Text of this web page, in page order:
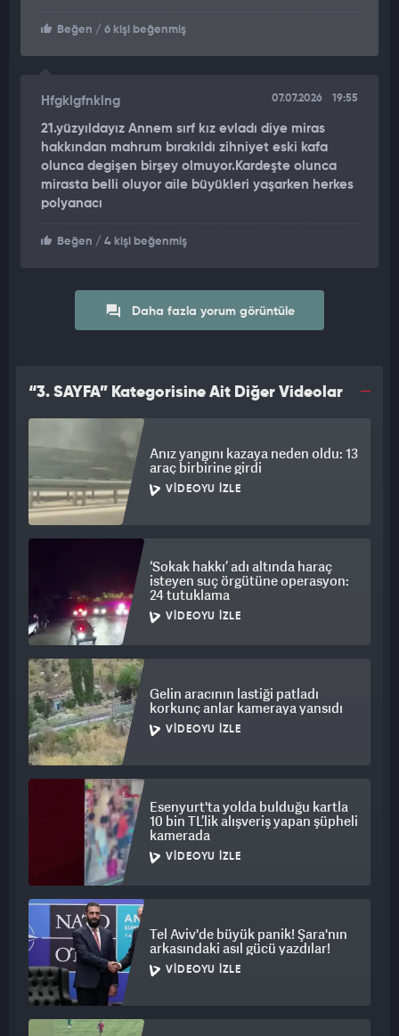
Beğen / 6 kişi beğenmiş
Hfgklgfnklng 07.07.2026 19:55
21.yüzyıldayız Annem sırf kız evladı diye miras
hakkından mahrum bırakıldı zihniyet eski kafa
olunca degişen birşey olmuyor.Kardeşte olunca
mirasta belli oluyor aile büyükleri yaşarken herkes
polyanacı
Beğen / 4 kişi beğenmiş
Daha fazla yorum görüntüle
“3. SAYFA” Kategorisine Ait Diğer Videolar
Anız yangını kazaya neden oldu: 13
araç birbirine girdi
VIDEOYU İZLE
‘Sokak hakkı’ adı altında haraç
isteyen suç örgütüne operasyon:
24 tutuklama
VIDEOYU İZLE
Gelin aracının lastiği patladı
korkunç anlar kameraya yansıdı
VIDEOYU İZLE
Esenyurt'ta yolda bulduğu kartla
10 bin TL’lik alışveriş yapan şüpheli
kamerada
VIDEOYU İZLE
Tel Aviv'de büyük panik! Şara'nın
arkasındaki asıl gücü yazdılar!
VIDEOYU İZLE